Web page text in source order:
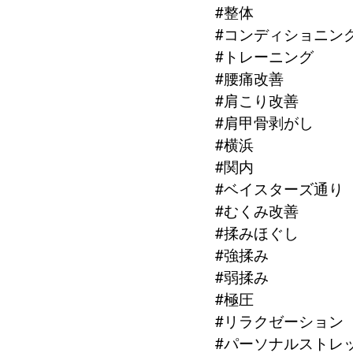
#整体
#コンディショニン
#トレーニング
#腰痛改善
#肩こり改善
#肩甲骨剥がし
#横浜
#関内
#ベイスターズ通り
#むくみ改善
#揉みほぐし
#強揉み
#弱揉み
#極圧
#リラクゼーション
#パーソナルストレ